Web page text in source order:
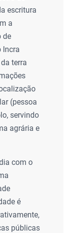
escritura
a
de
Incra
terra
(pessoa
servindo
agrária e
com o
é
públicas